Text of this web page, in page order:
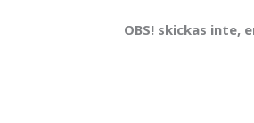
OBS! skickas inte,